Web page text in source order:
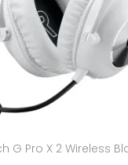
G Pro X 2 Wireless